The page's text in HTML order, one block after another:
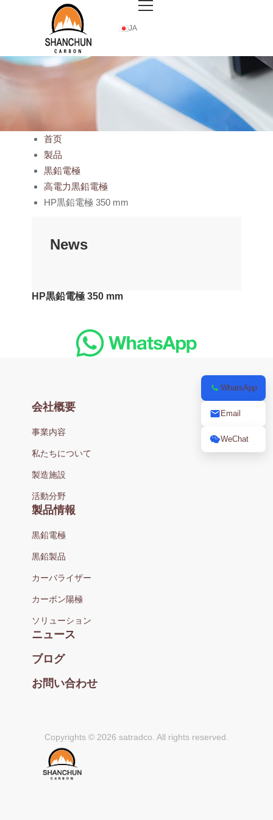
JA
首页
製品
黒鉛電極
高電力黒鉛電極
HP黒鉛電極 350 mm
News
HP黒鉛電極 350 mm
会社概要
事業内容
私たちについて
製造施設
活動分野
製品情報
黒鉛電極
黒鉛製品
カーバライザー
カーボン陽極
ソリューション
ニュース
ブログ
お問い合わせ
Copyrights © 2026 satradco. All rights reserved.
WhatsApp
Email
WeChat